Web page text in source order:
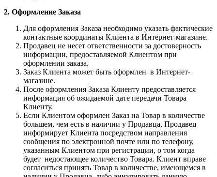
2. Оформление Заказа
Для оформления Заказа необходимо указать фактические
контактные координаты Клиента в Интернет-магазине.
Продавец не несет ответственности за достоверность
информации, предоставляемой Клиентом при
оформлении заказа.
Заказ Клиента может быть оформлен в Интернет-
магазине.
После оформления Заказа Клиенту предоставляется
информация об ожидаемой дате передачи Товара
Клиенту.
Если Клиентом оформлен Заказ на Товар в количестве
большем, чем есть в наличии у Продавца, Продавец
информирует Клиента посредством направления
сообщения по электронной почте или по телефону,
указанным Клиентом при регистрации, о том когда
будет недостающее количество Товара. Клиент вправе
согласиться принять Товар в количестве, имеющемся в